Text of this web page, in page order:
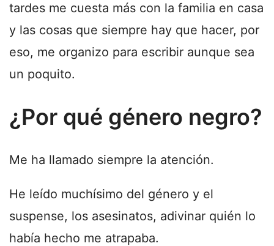
tardes me cuesta más con la familia en casa
y las cosas que siempre hay que hacer, por
eso, me organizo para escribir aunque sea
un poquito.
¿Por qué género negro?
Me ha llamado siempre la atención.
He leído muchísimo del género y el
suspense, los asesinatos, adivinar quién lo
había hecho me atrapaba.